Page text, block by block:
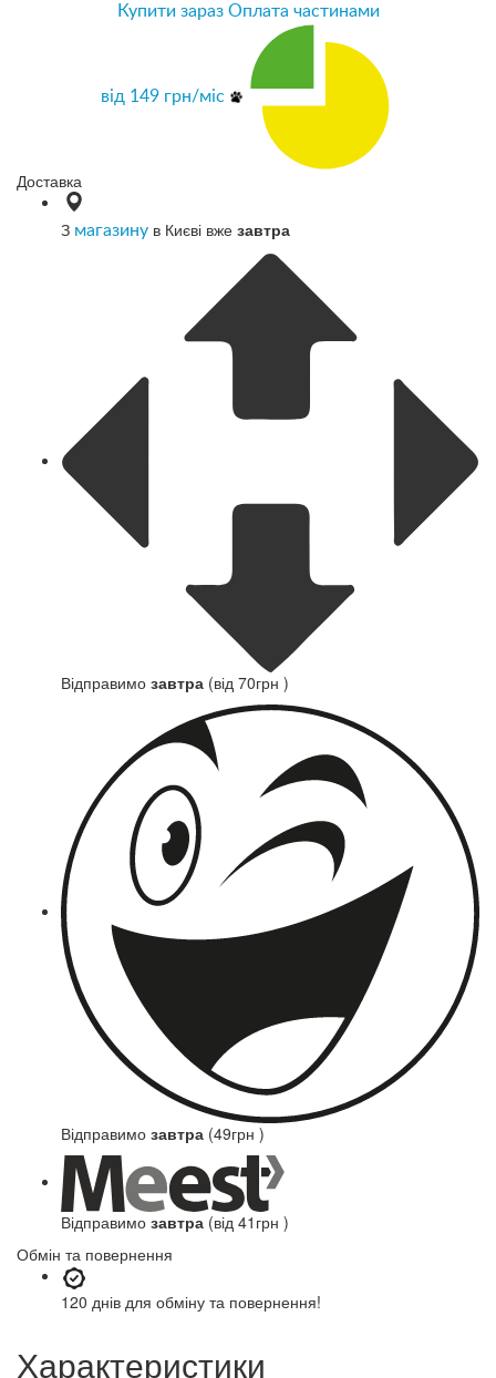
Купити зараз Оплата частинами
від 149 грн/міс
Доставка
З магазину в Києві вже завтра
Відправимо завтра (від 70грн )
Відправимо завтра (49грн )
Відправимо завтра (від 41грн )
Обмін та повернення
120 днів для обміну та повернення!
Характеристики